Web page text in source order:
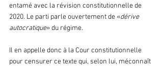
entamé avec la révision constitutionnelle de
2020. Le parti parle ouvertement de «dérive
autocratique» du régime.
Il en appelle donc à la Cour constitutionnelle
pour censurer ce texte qui, selon lui, méconnaît